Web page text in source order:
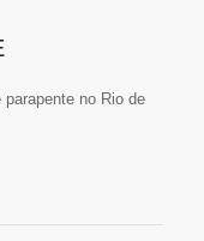
no Rio de